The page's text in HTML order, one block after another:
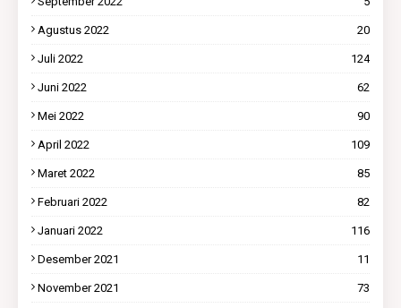
Agustus 2022 20
Juli 2022 124
Juni 2022 62
Mei 2022 90
April 2022 109
Maret 2022 85
Februari 2022 82
Januari 2022 116
Desember 2021 11
November 2021 73